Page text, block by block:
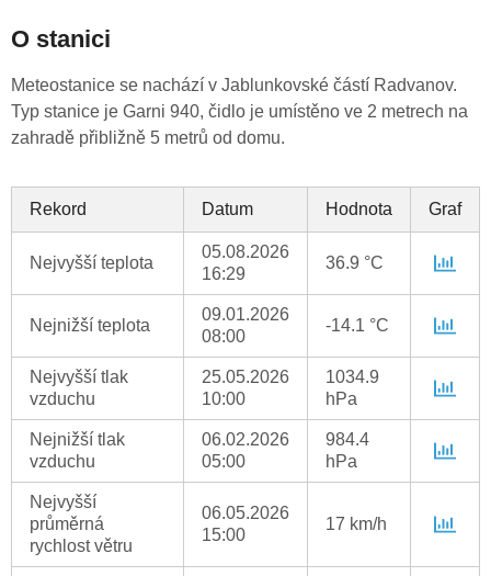
O stanici
Meteostanice se nachází v Jablunkovské částí Radvanov.
Typ stanice je Garni 940, čidlo je umístěno ve 2 metrech na
zahradě přibližně 5 metrů od domu.
Rekord Datum Hodnota Graf
Nejvyšší teplota
05.08.2026
16:29
36.9 °C
Nejnižší teplota
09.01.2026
08:00
-14.1 °C
Nejvyšší tlak
vzduchu
25.05.2026
10:00
1034.9
hPa
Nejnižší tlak
vzduchu
06.02.2026
05:00
984.4
hPa
Nejvyšší
průměrná
rychlost větru
06.05.2026
15:00
17 km/h